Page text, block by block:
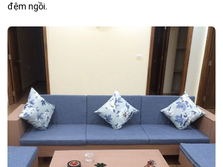
đệm ngồi.